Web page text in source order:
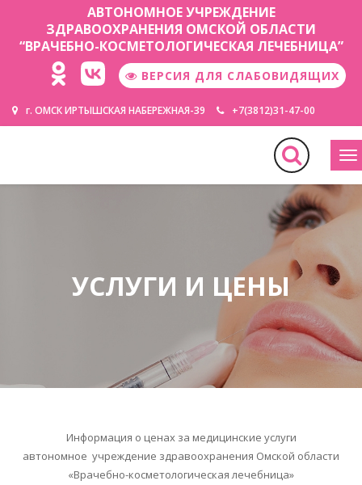
АВТОНОМНОЕ УЧРЕЖДЕНИЕ
ЗДРАВООХРАНЕНИЯ ОМСКОЙ ОБЛАСТИ
“ВРАЧЕБНО-КОСМЕТОЛОГИЧЕСКАЯ ЛЕЧЕБНИЦА”
ВЕРСИЯ ДЛЯ СЛАБОВИДЯЩИХ
г. ОМСК ИРТЫШСКАЯ НАБЕРЕЖНАЯ-39 +7(3812)31-47-00
УСЛУГИ И ЦЕНЫ
Информация о ценах за медицинские услуги
автономное учреждение здравоохранения Омской области
«Врачебно-косметологическая лечебница»